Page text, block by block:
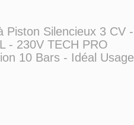
Piston Silencieux 3 CV -
- 230V TECH PRO
10 Bars - Idéal Usage